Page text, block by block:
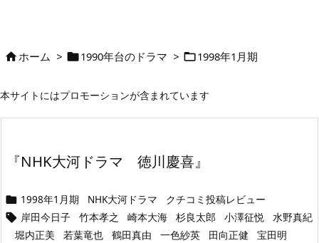
ホーム > 1990年台のドラマ > 1998年1月期
本サイトにはプロモーションが含まれています
『NHK大河ドラマ 徳川慶喜』
 1998年1月期 NHK大河ドラマ クチコミ投稿レビュー
 岸田今日子 竹本孝之 崎本大海 杉良太郎 小澤征悦
水野真紀
堀内正美
若葉竜也 鶴田真由 一色紗英 田向正健
宝田明